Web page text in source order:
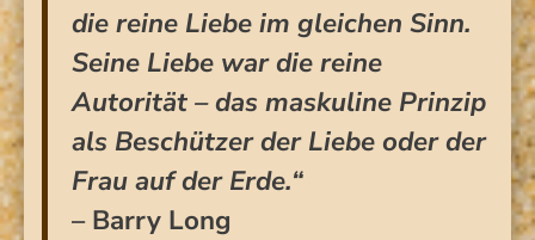
die reine Liebe im gleichen Sinn.
Seine Liebe war die reine
Autorität – das maskuline Prinzip
als Beschützer der Liebe oder der
Frau auf der Erde.“
– Barry Long